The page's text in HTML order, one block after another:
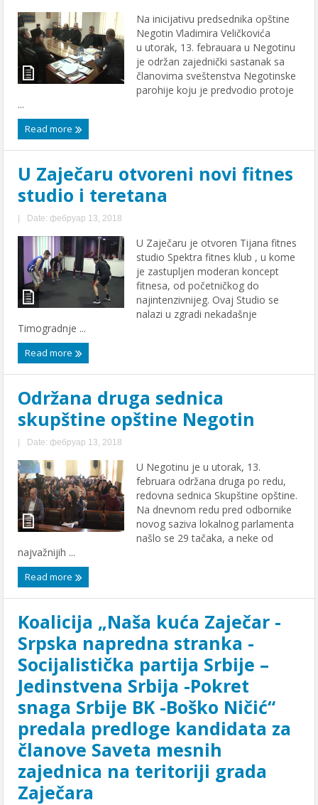
Na inicijativu predsednika opštine
Negotin Vladimira Veličkovića
u utorak, 13. febrauara u Negotinu
je održan zajednički sastanak sa
članovima sveštenstva Negotinske
parohije koju je predvodio protoje
...
Read more
U Zaječaru otvoreni novi fitnes
studio i teretana
| Date: фебруар 13, 2018
U Zaječaru je otvoren Tijana fitnes
studio Spektra fitnes klub , u kome
je zastupljen moderan koncept
fitnesa, od početničkog do
najintenzivnijeg. Ovaj Studio se
nalazi u zgradi nekadašnje
Timogradnje ...
Read more
Održana druga sednica
skupštine opštine Negotin
| Date: фебруар 13, 2018
U Negotinu je u utorak, 13.
februara održana druga po redu,
redovna sednica Skupštine opštine.
Na dnevnom redu pred odbornike
novog saziva lokalnog parlamenta
našlo se 29 tačaka, a neke od
najvažnijih ...
Read more
Koalicija „Naša kuća Zaječar -
Srpska napredna stranka -
Socijalistička partija Srbije –
Jedinstvena Srbija -Pokret
snaga Srbije BK -Boško Ničić“
predala predloge kandidata za
članove Saveta mesnih
zajednica na teritoriji grada
Zaječara